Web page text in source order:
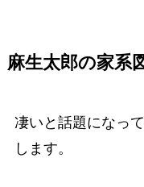
麻生太郎の家系
凄いと話題になっ
します。